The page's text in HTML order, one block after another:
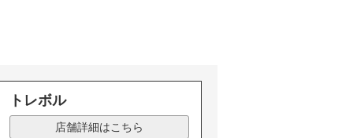
トレボル
店舗詳細はこちら